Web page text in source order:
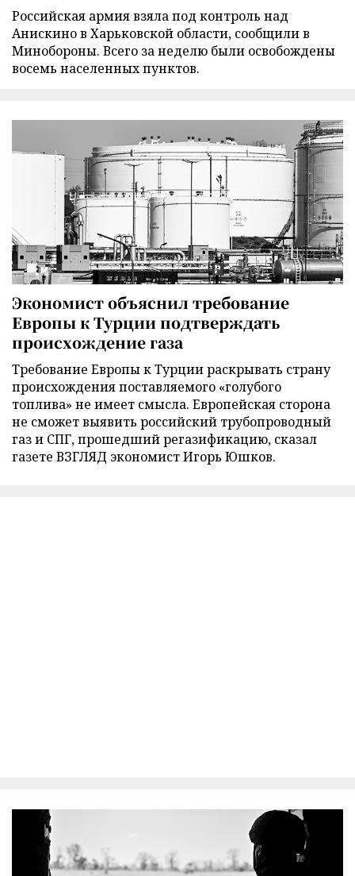
Российская армия взяла под контроль над
Анискино в Харьковской области, сообщили в
Минобороны. Всего за неделю были освобождены
восемь населенных пунктов.
Экономист объяснил требование
Европы к Турции подтверждать
происхождение газа
Требование Европы к Турции раскрывать страну
происхождения поставляемого «голубого
топлива» не имеет смысла. Европейская сторона
не сможет выявить российский трубопроводный
газ и СПГ, прошедший регазификацию, сказал
газете ВЗГЛЯД экономист Игорь Юшков.